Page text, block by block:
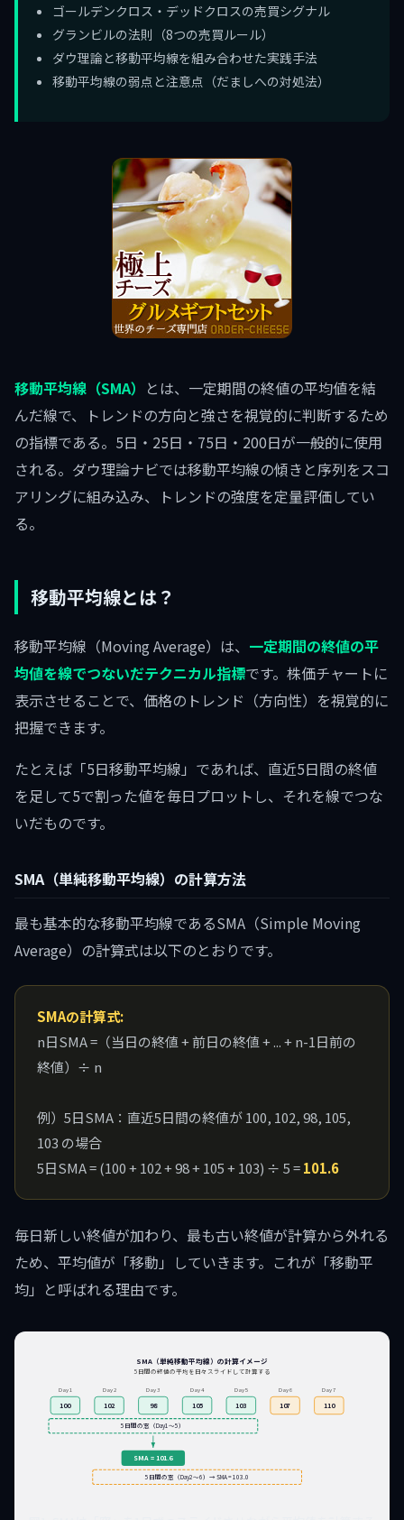
ゴールデンクロス・デッドクロスの売買シグナル
グランビルの法則（8つの売買ルール）
ダウ理論と移動平均線を組み合わせた実践手法
移動平均線の弱点と注意点（だましへの対処法）
移動平均線（SMA） とは、一定期間の終値の平均値を結
んだ線で、トレンドの方向と強さを視覚的に判断するため
の指標である。5日・25日・75日・200日が一般的に使用
される。ダウ理論ナビでは移動平均線の傾きと序列をスコ
アリングに組み込み、トレンドの強度を定量評価してい
る。
移動平均線とは？
移動平均線（Moving Average）は、 一定期間の終値の平
均値を線でつないだテクニカル指標です。株価チャートに
表示させることで、価格のトレンド（方向性）を視覚的に
把握できます。
たとえば「5日移動平均線」であれば、直近5日間の終値
を足して5で割った値を毎日プロットし、それを線でつな
いだものです。
SMA（単純移動平均線）の計算方法
最も基本的な移動平均線であるSMA（Simple Moving
Average）の計算式は以下のとおりです。
SMAの計算式:
n日SMA =（当日の終値 + 前日の終値 + ... + n-1日前の
終値）÷ n
例）5日SMA：直近5日間の終値が 100, 102, 98, 105,
103 の場合
5日SMA = (100 + 102 + 98 + 105 + 103) ÷ 5 =101.6
毎日新しい終値が加わり、最も古い終値が計算から外れる
ため、平均値が「移動」していきます。これが「移動平
均」と呼ばれる理由です。
SMA（単純移動平均線）の計算イメージ
5日間の終値の平均を日々スライドして計算する
Day 1 Day 2 Day 3 Day 4 Day 5 Day 6 Day 7
100 102 98 105 103 107 110
5日間の窓（Day1〜5）
SMA = 101.6
5日間の窓（Day2〜6）→ SMA = 103.0